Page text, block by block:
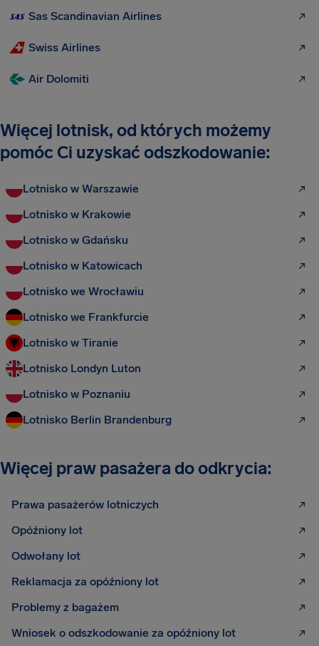
Sas Scandinavian Airlines
Swiss Airlines
Air Dolomiti
Więcej lotnisk, od których możemy
pomóc Ci uzyskać odszkodowanie:
Lotnisko w Warszawie
Lotnisko w Krakowie
Lotnisko w Gdańsku
Lotnisko w Katowicach
Lotnisko we Wrocławiu
Lotnisko we Frankfurcie
Lotnisko w Tiranie
Lotnisko Londyn Luton
Lotnisko w Poznaniu
Lotnisko Berlin Brandenburg
Więcej praw pasażera do odkrycia:
Prawa pasażerów lotniczych
Opóźniony lot
Odwołany lot
Reklamacja za opóźniony lot
Problemy z bagażem
Wniosek o odszkodowanie za opóźniony lot